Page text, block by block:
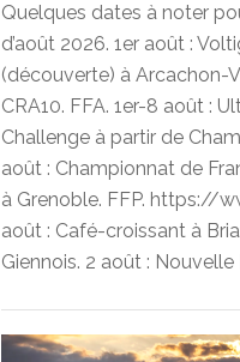
Quelques dates à noter
d’août 2026. 1er août :
(découverte) à Arcachon-
CRA10. FFA. 1er-8 août :
Challenge à partir de
août : Championnat de
à Grenoble. FFP. https://
août : Café-croissant à
Giennois. 2 août : Nouvelle